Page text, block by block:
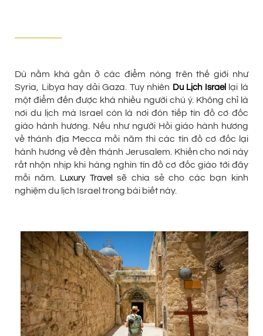
Dù nằm khá gần ở các điểm nóng trên thế giới như
Syria, Libya hay dải Gaza. Tuy nhiên Du Lịch Israel lại là
một điểm đến được khá nhiều người chú ý. Không chỉ là
nơi du lịch mà Israel còn là nơi đón tiếp tín đồ cơ đốc
giáo hành hương. Nếu như người Hồi giáo hành hương
về thánh địa Mecca mỗi năm thì các tín đồ cơ đốc lại
hành hương về đền thánh Jerusalem. Khiến cho nơi này
rất nhộn nhịp khi hàng nghìn tín đồ cơ đốc giáo tới đây
mỗi năm. Luxury Travel
sẽ chia sẻ cho các bạn kinh
nghiệm du lịch Israel trong bài biết này.